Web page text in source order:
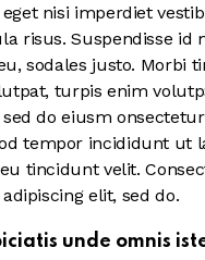
nisi imperdiet
risus. Suspendisse id
sodales justo. Morbi
turpis enim
do eiusm
tempor incididunt ut
tincidunt velit.
elit, sed do.
unde omnis